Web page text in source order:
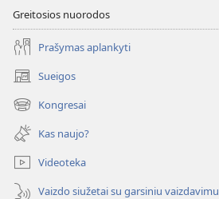
Greitosios nuorodos
Prašymas aplankyti
Sueigos
(atsiveria
naujas
langas)
Kongresai
(atsiveria
naujas
langas)
Kas naujo?
Videoteka
Vaizdo siužetai su garsiniu vaizdavimu